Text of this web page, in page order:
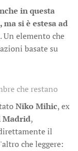
in questa
si è estesa ad
. Un elemento che
basate su
che restano
Niko Mihic, ex
Madrid,
il
che leggere: